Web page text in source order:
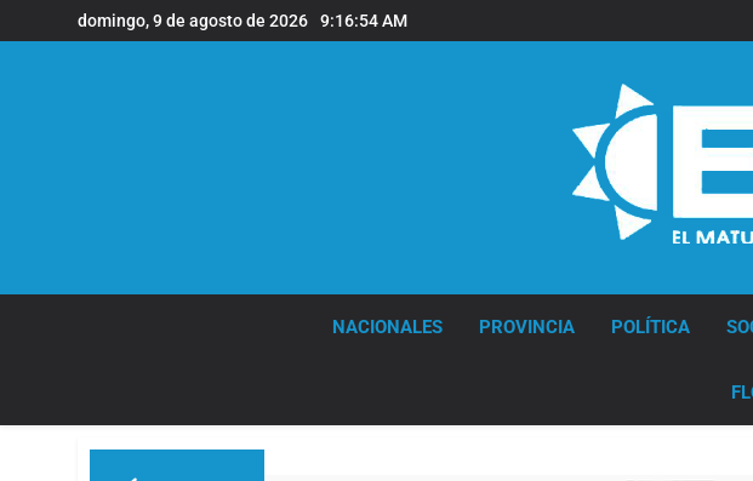
al
domingo, 9 de agosto de 2026 9:16:55 AM
NACIONALES PROVINCIA POLÍTICA